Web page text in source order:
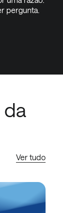
pergunta.
da
Ver tudo